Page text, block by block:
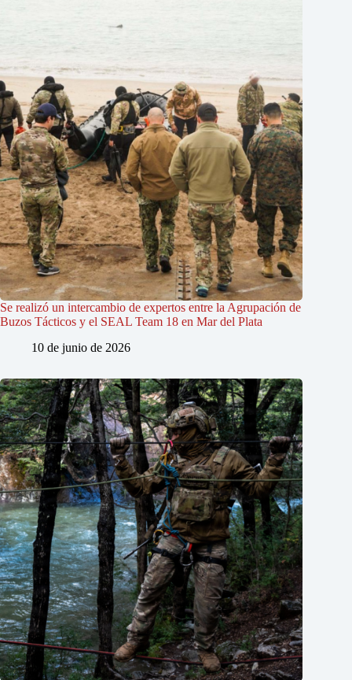
Se realizó un intercambio de expertos entre la Agrupación de
Buzos Tácticos y el SEAL Team 18 en Mar del Plata
10 de junio de 2026